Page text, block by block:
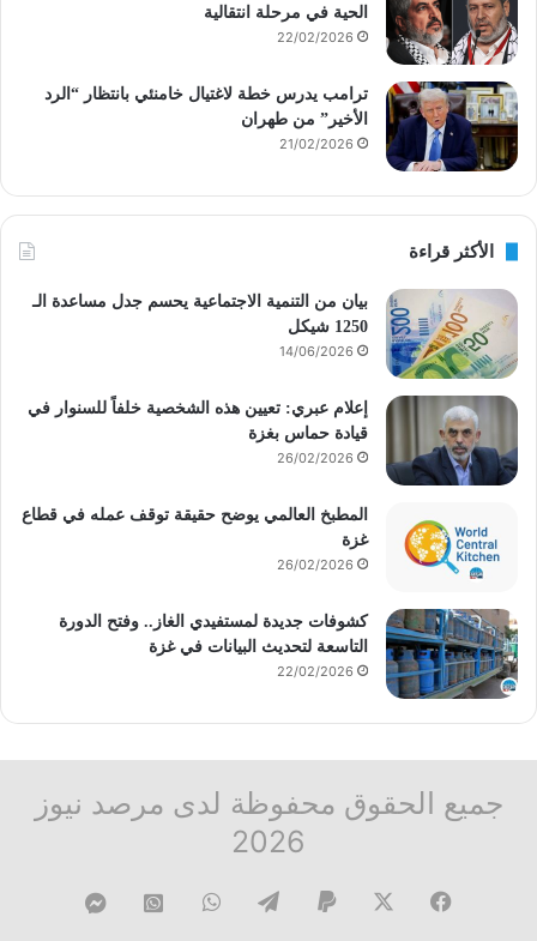
الحية في مرحلة انتقالية
22/02/2026
ترامب يدرس خطة لاغتيال خامنئي بانتظار “الرد
الأخير” من طهران
21/02/2026
الأكثر قراءة
بيان من التنمية الاجتماعية يحسم جدل مساعدة الـ
1250 شيكل
14/06/2026
إعلام عبري: تعيين هذه الشخصية خلفاً للسنوار في
قيادة حماس بغزة
26/02/2026
المطبخ العالمي يوضح حقيقة توقف عمله في قطاع
غزة
26/02/2026
كشوفات جديدة لمستفيدي الغاز.. وفتح الدورة
التاسعة لتحديث البيانات في غزة
22/02/2026
جميع الحقوق محفوظة لدى مرصد نيوز
2026
فيسبوك ‏Paypal تيلقرامواتسابقناة ماسنجر